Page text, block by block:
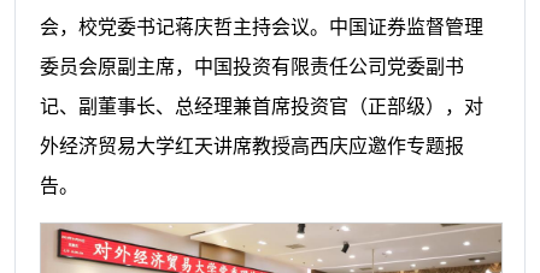
会，校党委书记蒋庆哲主持会议。中国证券监督管理
委员会原副主席，中国投资有限责任公司党委副书
记、副董事长、总经理兼首席投资官（正部级），对
外经济贸易大学红天讲席教授高西庆应邀作专题报
告。